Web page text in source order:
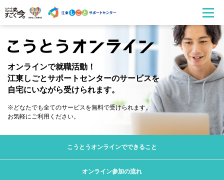
オンラインで就職活動！
江東しごとサポートセンターのサービスを
自宅にいながら受けられます。
どなたでも全てのサービスを無料で受けられます。
お気軽にご利用ください。
こうとうオンラインでできること
オンライン参加の流れ